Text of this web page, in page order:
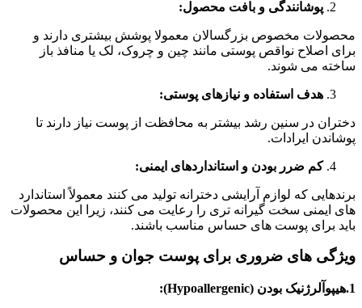
پوشانندگی و بافت محصول:
محصولات مخصوص بزرگسالان معمولا پوشش بیشتری دارند و
برای اصلاح نواقص پوستی مانند چین و چروک، لک یا منافذ باز
ساخته می شوند.
هدف استفاده و نیازهای پوستی:
دختران در سنین رشد بیشتر به محافظت از پوست نیاز دارند تا
پوشاندن ایرادات.
کم ضرر بودن و استانداردهای ایمنی:
برندهایی که لوازم آرایشی دخترانه تولید می کنند معمولاً استاندارد
های ایمنی سخت گیرانه تری را رعایت می کنند، زیرا این محصولات
باید برای پوست های حساس مناسب باشند.
ویژگی‌ های ضروری برای پوست جوان و حساس
1.هیپوآلرژنیک بودن (Hypoallergenic):